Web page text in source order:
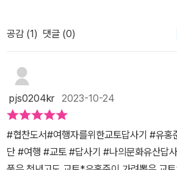
교토의 문화재를 이해하게 만들고 교토의
교토 문화재를 이해하는데 너무나 좋은 책이
나오는 모든 문화재는 전부 방문은 했었으나
다보면 '나는 정말 그냥 스윽 눈으로 보고 온
들고 이책에 들어있는 방대한 지식과 깊이에
었습니다. 여담으로 막연히 중요도로 넘버링
나라와 일본에서 국보와 보물 1호를 정하는
게된 것도 좋았습니다.이 책을 읽고 나면 이
재를 방문하여 해당 페이지를 열어 책에서
랑 들고 교토로 훌쩍 떠나는 그날이 왔으면
겁다!
온 책이다. 교토 관광안내서에는 도시 중심
동, 낙서, 낙담, 낙북으로 소개되어 있는데 16
요시가 도시를 개조할 때 어소를 중심으로
인 낙중과 바깥쪽인 낙외을 구분한데서 유래
의 전사(前史)로 일본의 수도가 교토에 정착
와 나라시대의 대표적인 사찰인 법륭사와 동
대는 고구려 담징이 그린 벽화와 백제관음이
한다. 일광보살, 월광보살 등의 예술품을 보
을 마음껏 하지 못하는 역사적 사실을 떠올
공감 (1) 댓글 (0)
pjs0204kr2023-10-24
#협찬도서#여행자를위한교토답사기 #유
단 #여행 #교토 #답사기 #나의문화유산답